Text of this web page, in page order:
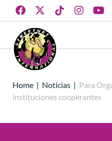
Home | Noticias | Para
instituciones cooperantes